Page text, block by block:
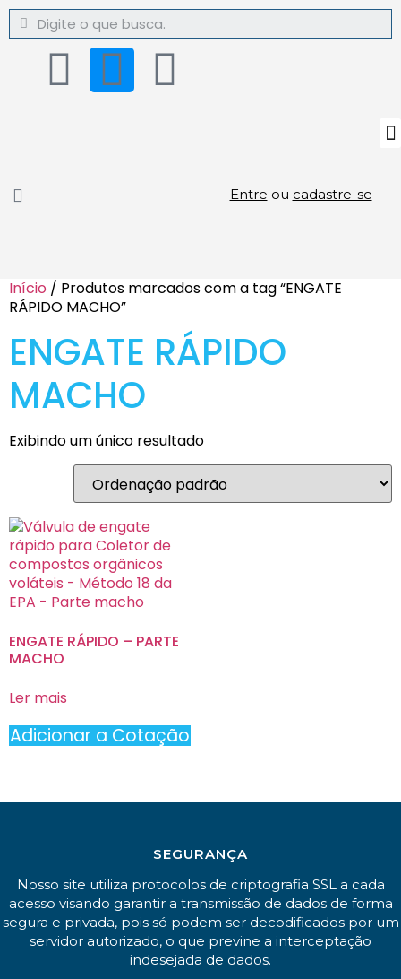
Entre ou cadastre-se
Início / Produtos marcados com a tag “ENGATE
RÁPIDO MACHO”
ENGATE RÁPIDO
MACHO
Exibindo um único resultado
ENGATE RÁPIDO – PARTE
MACHO
Ler mais
Adicionar a Cotação
SEGURANÇA
Nosso site utiliza protocolos de criptografia SSL a cada
acesso visando garantir a transmissão de dados de forma
segura e privada, pois só podem ser decodificados por um
servidor autorizado, o que previne a interceptação
indesejada de dados.